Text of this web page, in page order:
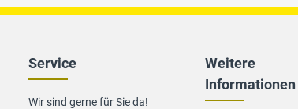
Service
Wir sind gerne für Sie da!
Weitere
Informationen